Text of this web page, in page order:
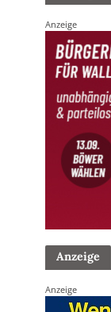
Anzeige
Anzeige
Anzeige